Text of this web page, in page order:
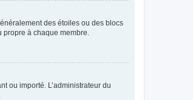
des étoiles ou des blocs
à chaque membre.
ou importé. L’administrateur du